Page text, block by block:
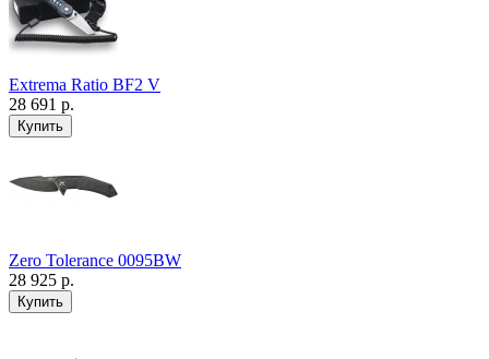
Extrema Ratio BF2 V
28 691 р.
Zero Tolerance 0095BW
28 925 р.